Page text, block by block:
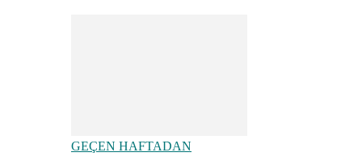
GEÇEN HAFTADAN